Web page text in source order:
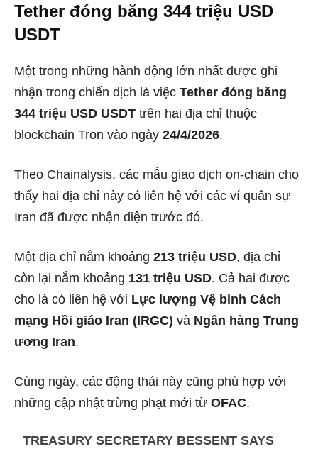
Tether đóng băng 344 triệu USD
USDT
Một trong những hành động lớn nhất được ghi
nhận trong chiến dịch là việc Tether đóng băng
344 triệu USD USDT trên hai địa chỉ thuộc
blockchain Tron vào ngày 24/4/2026.
Theo Chainalysis, các mẫu giao dịch on-chain cho
thấy hai địa chỉ này có liên hệ với các ví quân sự
Iran đã được nhận diện trước đó.
Một địa chỉ nắm khoảng 213 triệu USD, địa chỉ
còn lại nắm khoảng 131 triệu USD. Cả hai được
cho là có liên hệ với Lực lượng Vệ binh Cách
mạng Hồi giáo Iran (IRGC) và Ngân hàng Trung
ương Iran.
Cùng ngày, các động thái này cũng phù hợp với
những cập nhật trừng phạt mới từ OFAC.
TREASURY SECRETARY BESSENT SAYS